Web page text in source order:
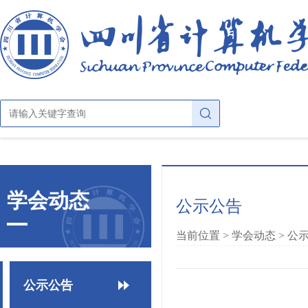
首页
关于学会
学会概况
章法条则
学会动态
学会动态
公示公告
公示公告
当前位置 > 学会动态 > 公